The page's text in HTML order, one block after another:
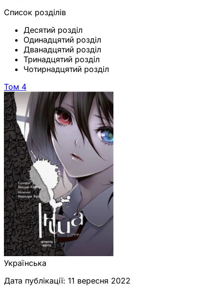
Список розділів
Десятий розділ
Одинадцятий розділ
Дванадцятий розділ
Тринадцятий розділ
Чотирнадцятий розділ
Том 4
Українська
Дата публікації: 11 вересня 2022